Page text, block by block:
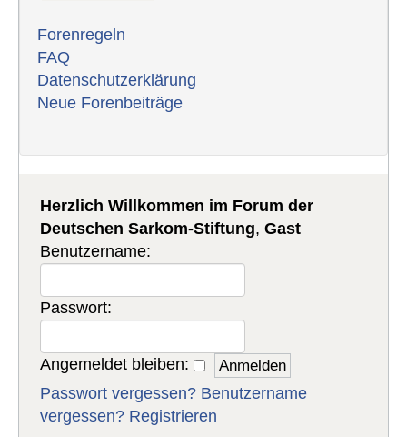
Forenregeln
FAQ
Datenschutzerklärung
Neue Forenbeiträge
Herzlich Willkommen im Forum der
Deutschen Sarkom-Stiftung,Gast
Benutzername:
Passwort:
Angemeldet bleiben:
Passwort vergessen? Benutzername
vergessen? Registrieren